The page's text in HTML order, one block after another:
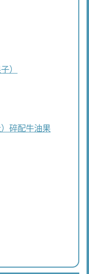
）
碎配牛油果